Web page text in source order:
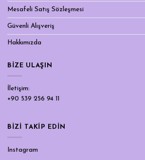
Mesafeli Satış Sözleşmesi
Güvenli Alışveriş
Hakkımızda
BIZE ULAŞIN
İletişim:
+90 539 256 94 11
BİZİ TAKİP EDİN
Instagram